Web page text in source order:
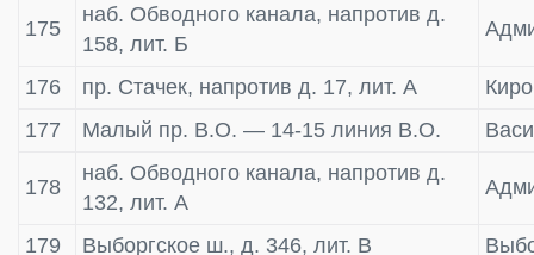
175
наб. Обводного канала, напротив д.
158, лит. Б
176 пр. Стачек, напротив д. 17, лит. А
177
Малый пр. В.О. — 14-15 линия В.О.
178
наб. Обводного канала, напротив д.
132, лит. А
179 Выборгское ш., д. 346, лит. В